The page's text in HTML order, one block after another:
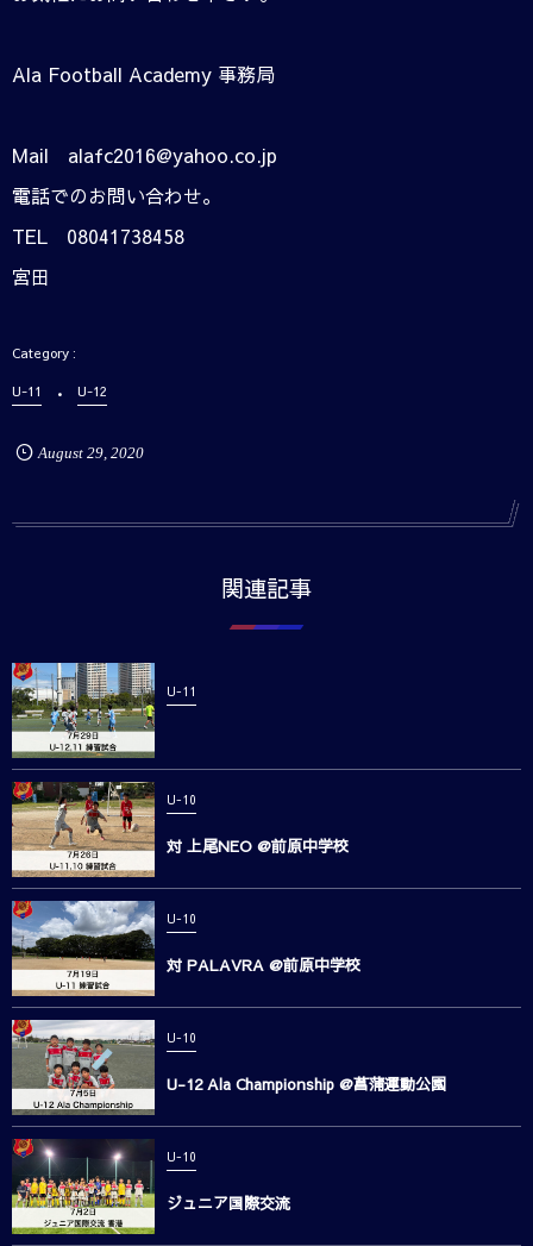
Ala Football Academy 事務局
Mail alafc2016@yahoo.co.jp
電話でのお問い合わせ。
TEL 08041738458
宮田
U-11 U-12
August 29, 2020
関連記事
U-11
U-10
対 上尾NEO @前原中学校
U-10
対 PALAVRA @前原中学校
U-10
U-12 Ala Championship @菖蒲運動公園
U-10
ジュニア国際交流